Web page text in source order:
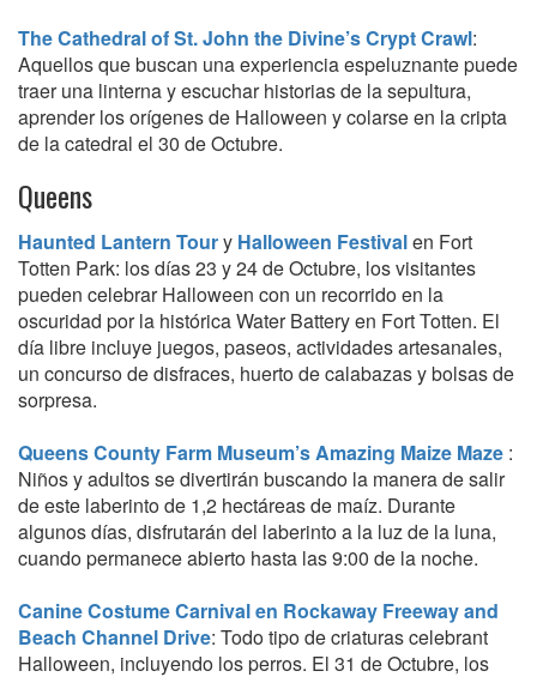
The Cathedral of St. John the Divine’s Crypt Crawl:
Aquellos que buscan una experiencia espeluznante puede
traer una linterna y escuchar historias de la sepultura,
aprender los orígenes de Halloween y colarse en la cripta
de la catedral el 30 de Octubre.
Queens
Haunted Lantern Toury Halloween Festivalen Fort
Totten Park: los días 23 y 24 de Octubre, los visitantes
pueden celebrar Halloween con un recorrido en la
oscuridad por la histórica Water Battery en Fort Totten. El
día libre incluye juegos, paseos, actividades artesanales,
un concurso de disfraces, huerto de calabazas y bolsas de
sorpresa.
Queens County Farm Museum’s Amazing Maize Maze :
Niños y adultos se divertirán buscando la manera de salir
de este laberinto de 1,2 hectáreas de maíz. Durante
algunos días, disfrutarán del laberinto a la luz de la luna,
cuando permanece abierto hasta las 9:00 de la noche.
Canine Costume Carnival en Rockaway Freeway and
Beach Channel Drive: Todo tipo de criaturas celebrant
Halloween, incluyendo los perros. El 31 de Octubre, los